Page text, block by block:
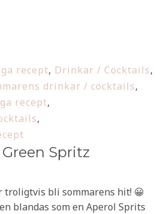
recept, Drinkar / Cocktails,
drinkar / cocktails,
recept,
,
Spritz
troligtvis bli sommarens hit! 😀
blandas som en Aperol Sprits